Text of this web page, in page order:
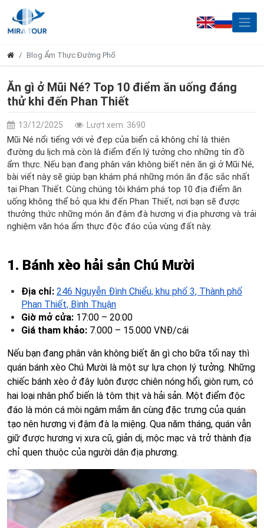
Blog Ẩm Thực Đường Phố
Ăn gì ở Mũi Né? Top 10 điểm ăn uống đáng
thử khi đến Phan Thiết
13/12/2025 Lượt xem: 3690
Mũi Né nổi tiếng với vẻ đẹp của biển cả không chỉ là thiên
đường du lịch mà còn là điểm đến lý tưởng cho những tín đồ
ẩm thực. Nếu bạn đang phân vân không biết nên ăn gì ở Mũi Né,
bài viết này sẽ giúp bạn khám phá những món ăn đặc sắc nhất
tại Phan Thiết. Cùng chúng tôi khám phá top 10 địa điểm ăn
uống không thể bỏ qua khi đến Phan Thiết, nơi bạn sẽ được
thưởng thức những món ăn đậm đà hương vị địa phương và trải
nghiệm văn hóa ẩm thực độc đáo của vùng đất này.
1. Bánh xèo hải sản Chú Mười
Địa chỉ: 246 Nguyễn Đình Chiểu, khu phố 3, Thành phố
Phan Thiết, Bình Thuận
Giờ mở cửa: 17:00 – 20:00
Giá tham khảo: 7.000 – 15.000 VNĐ/cái
Nếu bạn đang phân vân không biết ăn gì cho bữa tối nay thì
quán bánh xèo Chú Mười là một sự lựa chọn lý tưởng. Những
chiếc bánh xèo ở đây luôn được chiên nóng hổi, giòn rụm, có
hai loại nhân phổ biến là tôm thịt và hải sản. Một điểm độc
đáo là món cá mòi ngâm mắm ăn cùng đặc trưng của quán
tạo nên hương vị đậm đà lạ miệng. Qua năm tháng, quán vẫn
giữ được hương vị xưa cũ, giản dị, mộc mạc và trở thành địa
chỉ quen thuộc của người dân địa phương.